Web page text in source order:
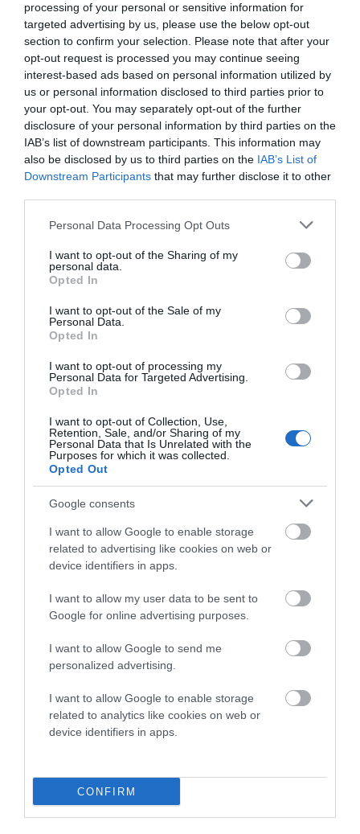
processing of your personal or sensitive information for
targeted advertising by us, please use the below opt-out
section to confirm your selection. Please note that after your
opt-out request is processed you may continue seeing
interest-based ads based on personal information utilized by
us or personal information disclosed to third parties prior to
your opt-out. You may separately opt-out of the further
disclosure of your personal information by third parties on the
IAB’s list of downstream participants. This information may
also be disclosed by us to third parties on the IAB’s List of
Downstream Participants that may further disclose it to other
Please note that this website/app uses one or more Google
not limited to your visit or usage behaviour. You may click to
grant or deny consent to Google and its third-party tags to
use your data for below specified purposes in below Google
consent section.
Personal Data Processing Opt Outs
I want to opt-out of the Sharing of my
personal data.
Opted In
I want to opt-out of the Sale of my
Personal Data.
Opted In
I want to opt-out of processing my
Personal Data for Targeted Advertising.
Opted In
I want to opt-out of Collection, Use,
Retention, Sale, and/or Sharing of my
Personal Data that Is Unrelated with the
Purposes for which it was collected.
Opted Out
Google consents
I want to allow Google to enable storage
related to advertising like cookies on web or
device identifiers in apps.
I want to allow my user data to be sent to
Google for online advertising purposes.
I want to allow Google to send me
personalized advertising.
I want to allow Google to enable storage
related to analytics like cookies on web or
device identifiers in apps.
CONFIRM
Προτεινόμενα άρθρα
Φωτογραφίες-κειμήλια από καλοκαίρια στην Άνδρο –
Από τον 19ο αιώνα μέχρι και την δεκαετία του 1970
ΟΡΜΟΣ ΚΟΡΘΙΟΥ: Όταν η φωτογραφία γίνεται μνήμη
ΠΡΟΣΟΧΗ: Πολύ υψηλός κίνδυνος πυρκαγιάς στις
ΧΩΡΟΤΑΞΙΚΟ ΓΙΑ ΤΟΝ ΤΟΥΡΙΣΜΟ: Η φέρουσα
Πρόσφατα Άρθρα
ΔΡΩΜΕΝΑ: Όταν η νέα
γενιά συναντά τη
09/08/2026
κίνδυνος πυρκαγιάς στις
Κυκλάδες
08/08/2026
Φωτογραφίες-κειμήλια από
καλοκαίρια στην Άνδρο –
Από τον 19ο αιώνα μέχρι
και την δεκαετία του 1970
08/08/2026
ΟΡΜΟΣ ΚΟΡΘΙΟΥ: Όταν η
φωτογραφία γίνεται μνήμη